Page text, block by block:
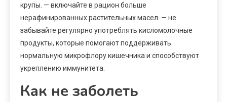
крупы. — включайте в рацион больше
нерафинированных растительных масел. — не
забывайте регулярно употреблять кисломолочные
продукты, которые помогают поддерживать
нормальную микрофлору кишечника и способствуют
укреплению иммунитета.
Как не заболеть